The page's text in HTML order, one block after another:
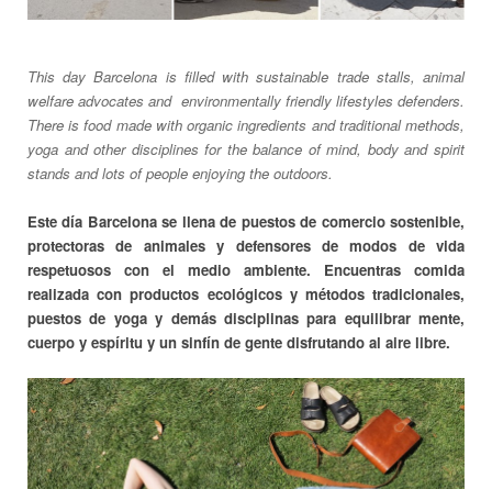
This day Barcelona is filled withsustainable trade stalls, animal
welfare advocates and environmentally friendly lifestylesdefenders.
There is food made ​​with organic ingredients and traditional methods,
yoga and other disciplines for the balance of mind, body and spirit
stands and lots of people enjoying the outdoors.
Este día Barcelona se llena de puestos de comercio sostenible,
protectoras de animales y defensores de modos de vida
respetuosos con el medio ambiente. Encuentras comida
realizada con productos ecológicos y métodos tradicionales,
puestos de yoga y demás disciplinas para equilibrar mente,
cuerpo y espíritu y un sinfín de gente disfrutando al aire libre.